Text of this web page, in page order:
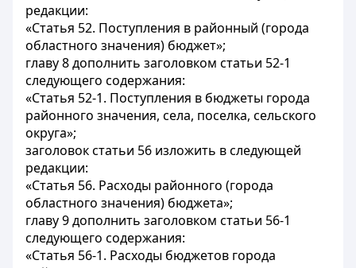
редакции:
«Статья 52. Поступления в районный (города
областного значения) бюджет»;
главу 8 дополнить заголовком статьи 52-1
следующего содержания:
«Статья 52-1. Поступления в бюджеты города
районного значения, села, поселка, сельского
округа»;
заголовок статьи 56 изложить в следующей
редакции:
«Статья 56. Расходы районного (города
областного значения) бюджета»;
главу 9 дополнить заголовком статьи 56-1
следующего содержания:
«Статья 56-1. Расходы бюджетов города